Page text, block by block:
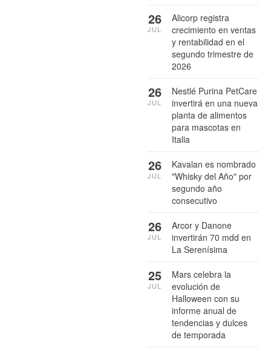
Alicorp registra
crecimiento en ventas
y rentabilidad en el
segundo trimestre de
2026
26
JUL
Nestlé Purina PetCare
invertirá en una nueva
planta de alimentos
para mascotas en
Italia
26
JUL
Kavalan es nombrado
"Whisky del Año" por
segundo año
consecutivo
26
JUL
Arcor y Danone
invertirán 70 mdd en
La Serenísima
26
JUL
Mars celebra la
evolución de
Halloween con su
informe anual de
tendencias y dulces
de temporada
25
JUL